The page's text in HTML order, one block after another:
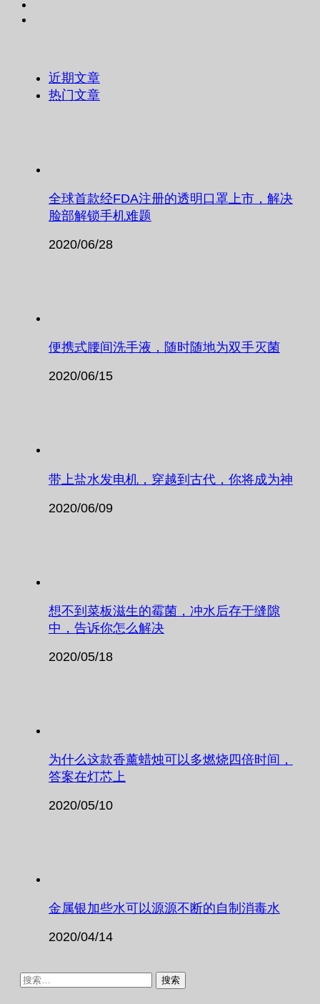
近期文章
热门文章
全球首款经FDA注册的透明口罩上市，解决
脸部解锁手机难题
2020/06/28
便携式腰间洗手液，随时随地为双手灭菌
2020/06/15
带上盐水发电机，穿越到古代，你将成为神
2020/06/09
想不到菜板滋生的霉菌，冲水后存于缝隙
中，告诉你怎么解决
2020/05/18
为什么这款香薰蜡烛可以多燃烧四倍时间，
答案在灯芯上
2020/05/10
金属银加些水可以源源不断的自制消毒水
2020/04/14
搜